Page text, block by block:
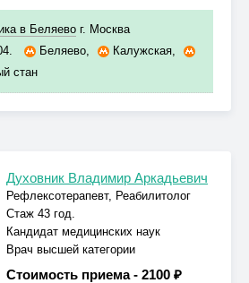
в Беляево г. Москва
Беляево, Калужская,
стан
Духовник Владимир Аркадьевич
Рефлексотерапевт, Реабилитолог
Стаж 43 год.
Кандидат медицинских наук
Врач высшей категории
Стоимость приема - 2100 ₽